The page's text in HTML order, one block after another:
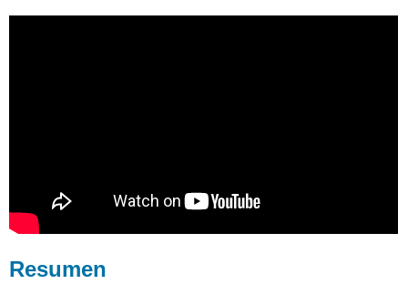
Resumen